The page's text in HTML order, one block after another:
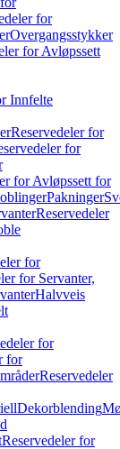
for
Overgangsstykker
for Avløpssett
Innfelte
Reservedeler for
for
for Avløpssett for
Pakninger
Reservedeler
for
for Servanter,
Halvveis
for
for
Reservedeler
Dekorblending
Reservedeler for